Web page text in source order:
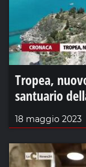
Tropea,
santuario
18 maggio 2023